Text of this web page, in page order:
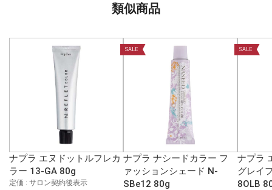
類似商品
ナプラ エヌドットルフレカ
ラー 13-GA 80g
定価 : サロン契約後表示
SALE
ナプラ ナシードカラー フ
ァッションシェード N-
SBe12 80g
SALE
ナプラ
グレイ
8OLB